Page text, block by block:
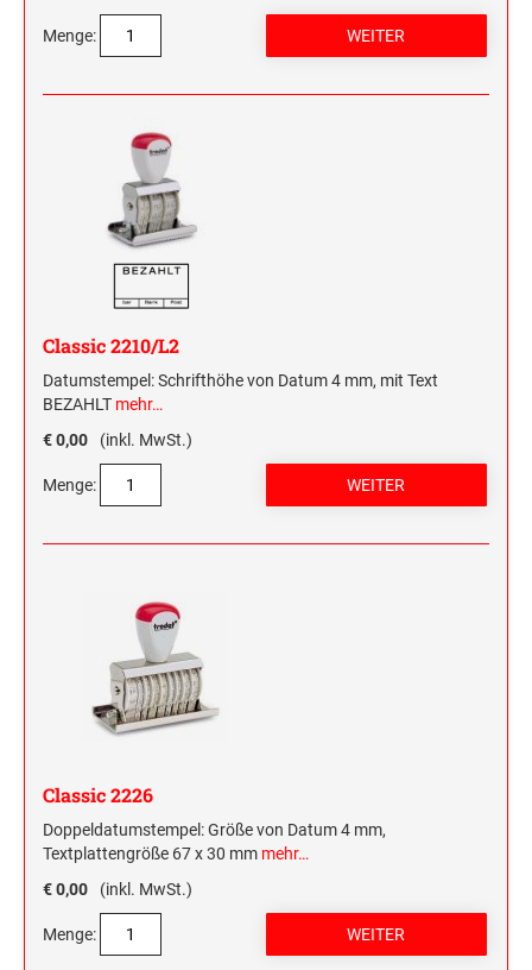
Menge:
Classic 2210/L2
Datumstempel: Schrifthöhe von Datum 4 mm, mit Text
BEZAHLT mehr…
€ 0,00
(inkl. MwSt.)
Menge:
Classic 2226
Doppeldatumstempel: Größe von Datum 4 mm,
Textplattengröße 67 x 30 mm mehr…
€ 0,00
(inkl. MwSt.)
Menge: